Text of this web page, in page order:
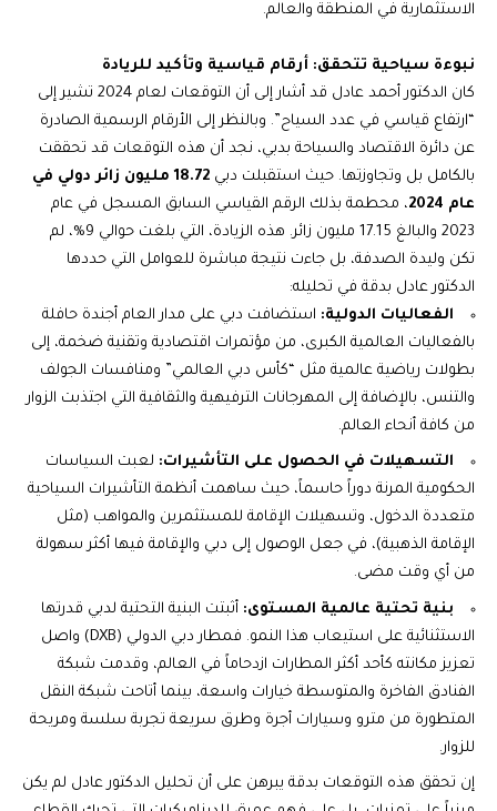
الاستثمارية في المنطقة والعالم.
نبوءة سياحية تتحقق: أرقام قياسية وتأكيد للريادة
كان الدكتور أحمد عادل قد أشار إلى أن التوقعات لعام 2024 تشير إلى
“ارتفاع قياسي في عدد السياح”. وبالنظر إلى الأرقام الرسمية الصادرة
عن دائرة الاقتصاد والسياحة بدبي، نجد أن هذه التوقعات قد تحققت
بالكامل بل وتجاوزتها. حيث استقبلت دبي 18.72 مليون زائر دولي في
عام 2024
، محطمة بذلك الرقم القياسي السابق المسجل في عام
2023 والبالغ 17.15 مليون زائر. هذه الزيادة، التي بلغت حوالي 9%، لم
تكن وليدة الصدفة، بل جاءت نتيجة مباشرة للعوامل التي حددها
الدكتور عادل بدقة في تحليله:
الفعاليات الدولية: استضافت دبي على مدار العام أجندة حافلة
بالفعاليات العالمية الكبرى، من مؤتمرات اقتصادية وتقنية ضخمة، إلى
بطولات رياضية عالمية مثل “كأس دبي العالمي” ومنافسات الجولف
والتنس، بالإضافة إلى المهرجانات الترفيهية والثقافية التي اجتذبت الزوار
من كافة أنحاء العالم.
التسهيلات في الحصول على التأشيرات: لعبت السياسات
الحكومية المرنة دوراً حاسماً، حيث ساهمت أنظمة التأشيرات السياحية
متعددة الدخول، وتسهيلات الإقامة للمستثمرين والمواهب (مثل
الإقامة الذهبية)، في جعل الوصول إلى دبي والإقامة فيها أكثر سهولة
من أي وقت مضى.
بنية تحتية عالمية المستوى: أثبتت البنية التحتية لدبي قدرتها
الاستثنائية على استيعاب هذا النمو. فمطار دبي الدولي (DXB) واصل
تعزيز مكانته كأحد أكثر المطارات ازدحاماً في العالم، وقدمت شبكة
الفنادق الفاخرة والمتوسطة خيارات واسعة، بينما أتاحت شبكة النقل
المتطورة من مترو وسيارات أجرة وطرق سريعة تجربة سلسة ومريحة
للزوار.
إن تحقق هذه التوقعات بدقة يبرهن على أن تحليل الدكتور عادل لم يكن